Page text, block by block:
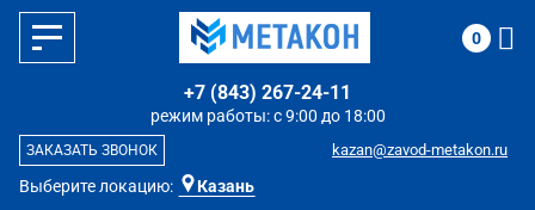
Выберите локацию: Казань
режим работы: с 9:00 до 18:00
+7 (843) 267-24-11
kazan@zavod-metakon.ru
ЗАКАЗАТЬ ЗВОНОК
0